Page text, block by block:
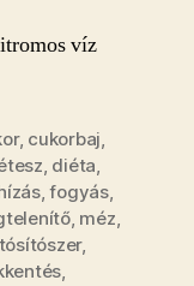
víz
, cukorbaj
diéta
,fogyás,
, méz
,